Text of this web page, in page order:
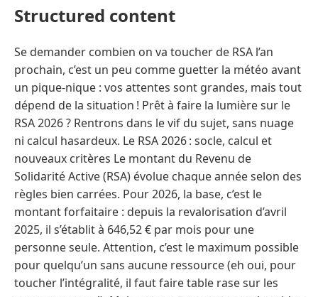
Structured content
Se demander combien on va toucher de RSA l’an
prochain, c’est un peu comme guetter la météo avant
un pique-nique : vos attentes sont grandes, mais tout
dépend de la situation ! Prêt à faire la lumière sur le
RSA 2026 ? Rentrons dans le vif du sujet, sans nuage
ni calcul hasardeux. Le RSA 2026 : socle, calcul et
nouveaux critères Le montant du Revenu de
Solidarité Active (RSA) évolue chaque année selon des
règles bien carrées. Pour 2026, la base, c’est le
montant forfaitaire : depuis la revalorisation d’avril
2025, il s’établit à 646,52 € par mois pour une
personne seule. Attention, c’est le maximum possible
pour quelqu’un sans aucune ressource (eh oui, pour
toucher l’intégralité, il faut faire table rase sur les